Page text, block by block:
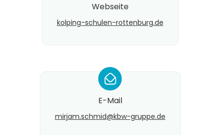
Webseite
kolping-schulen-rottenburg.de
*
E-Mail
mirjam.schmid@​kbw-gruppe.de